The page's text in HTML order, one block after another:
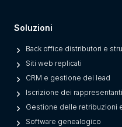
Soluzioni
Back office distributori e
Siti web replicati
CRM e gestione dei lead
Iscrizione dei
Gestione delle retribuzioni
Software genealogico